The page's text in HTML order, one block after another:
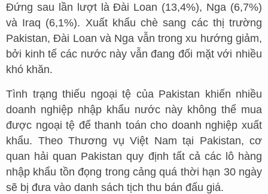
Đứng sau lần lượt là Đài Loan (13,4%), Nga (6,7%)
và Iraq (6,1%). Xuất khẩu chè sang các thị trường
Pakistan, Đài Loan và Nga vẫn trong xu hướng giảm,
bởi kinh tế các nước này vẫn đang đối mặt với nhiều
khó khăn.
Tình trạng thiếu ngoại tệ của Pakistan khiến nhiều
doanh nghiệp nhập khẩu nước này không thể mua
được ngoại tệ để thanh toán cho doanh nghiệp xuất
khẩu. Theo Thương vụ Việt Nam tại Pakistan, cơ
quan hải quan Pakistan quy định tất cả các lô hàng
nhập khẩu tồn đọng trong cảng quá thời hạn 30 ngày
sẽ bị đưa vào danh sách tịch thu bán đấu giá.